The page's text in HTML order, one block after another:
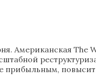
Американская The
прибыльным,